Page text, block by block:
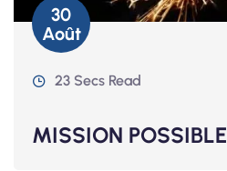
30
Août
23 Secs Read
MISSION POSSIBLE